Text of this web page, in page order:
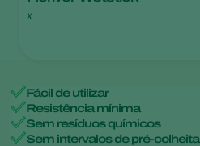
x
Fácil de utilizar
Resistência mínima
Sem resíduos químicos
Sem intervalos de pré-colheita